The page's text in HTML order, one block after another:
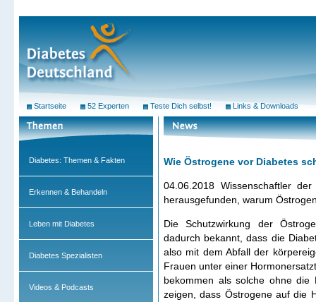
Wie Östrogene vor Diabetes
04.06.2018 Wissenschaftler
herausgefunden, warum
Die Schutzwirkung der
dadurch bekannt, dass die
also mit dem Abfall der
Frauen unter einer
bekommen als solche ohne die
zeigen, dass Östrogene auf die
Diabetes: Themen & Fakten
Erkennen & Behandeln
Leben mit Diabetes
Diabetes Spezialisten
Videos & Podcasts
Startseite 52 Experten Teste Dich selbst! Links & Downloads